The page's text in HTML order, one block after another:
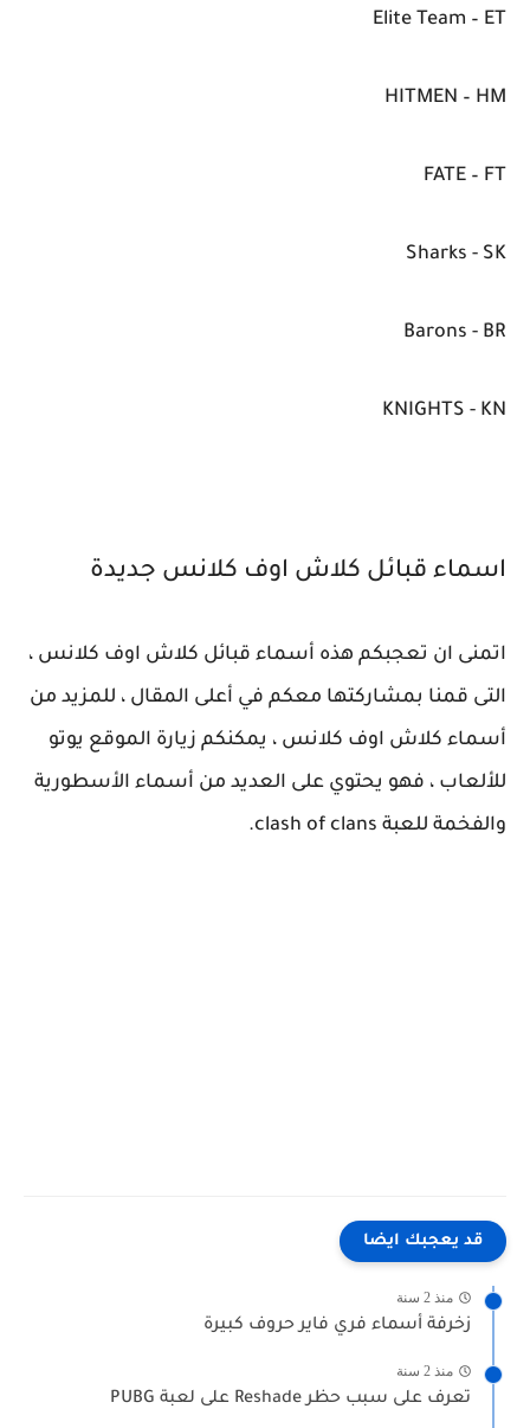
Elite Team – ET
HITMEN – HM
FATE – FT
Sharks - SK
Barons - BR
KNIGHTS - KN
اسماء قبائل كلاش اوف كلانس جديدة
اتمنى ان تعجبكم هذه أسماء قبائل كلاش اوف كلانس ،
التى قمنا بمشاركتها معكم في أعلى المقال ، للمزيد من
أسماء كلاش اوف كلانس ، يمكنكم زيارة الموقع يوتو
للألعاب ، فهو يحتوي على العديد من أسماء الأسطورية
والفخمة للعبة clash of clans.
قد يعجبك ايضا
منذ 2 سنة
زخرفة أسماء فري فاير حروف كبيرة
منذ 2 سنة
تعرف على سبب حظر Reshade على لعبة PUBG